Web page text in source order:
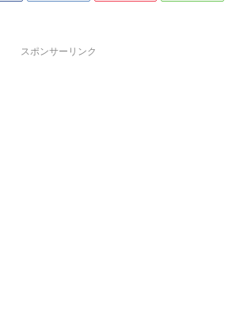
スポンサーリンク